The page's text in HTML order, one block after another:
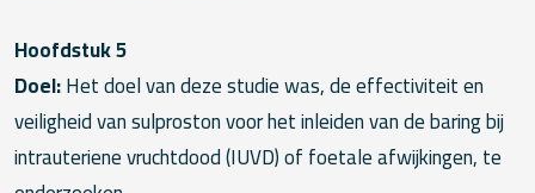
Hoofdstuk 5
Doel:Het doel van deze studie was, de effectiviteit en
veiligheid van sulproston voor het inleiden van de baring bij
intrauteriene vruchtdood (IUVD) of foetale afwijkingen, te